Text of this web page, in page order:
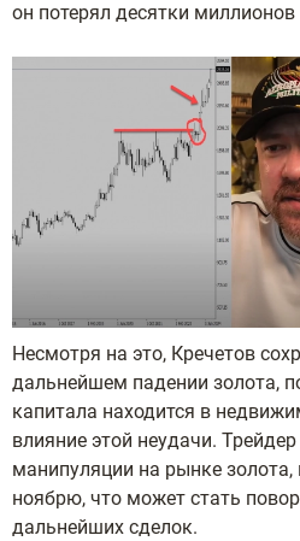
он потерял десятки миллионов
Несмотря на это, Кречетов
дальнейшем падении золота,
капитала находится в
влияние этой неудачи.
манипуляции на рынке золота,
ноябрю, что может стать
дальнейших сделок.